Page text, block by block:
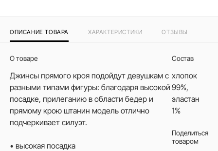
ОПИСАНИЕ ТОВАРА ХАРАКТЕРИСТИКИ ОТЗЫВЫ
О товаре
Джинсы прямого кроя подойдут девушкам с
разными типами фигуры: благодаря высокой
посадке, прилеганию в области бедер и
прямому крою штанин модель отлично
подчеркивает силуэт.
• высокая посадка
Состав
хлопок
99%,
эластан
1%
Поделиться
товаром